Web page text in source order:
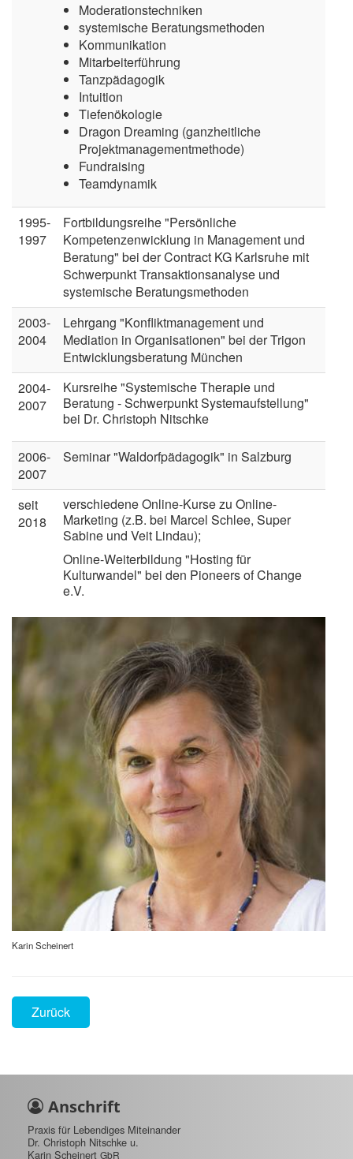
Moderationstechniken
systemische Beratungsmethoden
Kommunikation
Mitarbeiterführung
Tanzpädagogik
Intuition
Tiefenökologie
Dragon Dreaming (ganzheitliche
Projektmanagementmethode)
Fundraising
Teamdynamik
1995-
1997
Fortbildungsreihe "Persönliche
Kompetenzenwicklung in Management und
Beratung" bei der Contract KG Karlsruhe mit
Schwerpunkt Transaktionsanalyse und
systemische Beratungsmethoden
2003-
2004
Lehrgang "Konfliktmanagement und
Mediation in Organisationen" bei der Trigon
Entwicklungsberatung München
2004-
2007
Kursreihe "Systemische Therapie und
Beratung - Schwerpunkt Systemaufstellung"
bei Dr. Christoph Nitschke
2006-
2007
Seminar "Waldorfpädagogik" in Salzburg
seit
2018
verschiedene Online-Kurse zu Online-
Marketing (z.B. bei Marcel Schlee, Super
Sabine und Veit Lindau);
Online-Weiterbildung "Hosting für
Kulturwandel" bei den Pioneers of Change
e.V.
Karin Scheinert
Zurück
Anschrift
Praxis für Lebendiges Miteinander
Dr. Christoph Nitschke u.
Karin Scheinert GbR